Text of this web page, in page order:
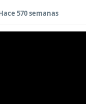
570 semanas